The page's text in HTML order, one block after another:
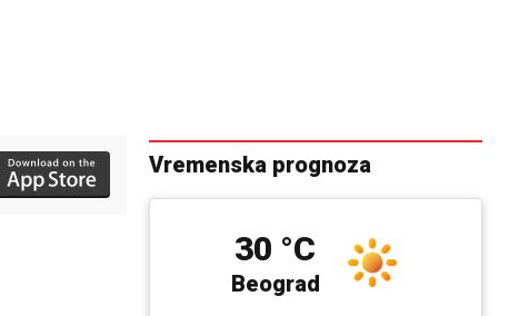
Vremenska prognoza
Beograd
30 °C